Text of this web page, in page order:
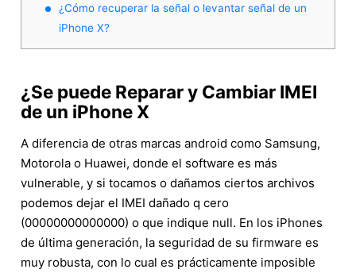
¿Cómo recuperar la señal o levantar señal de un
iPhone X?
¿Se puede Reparar y Cambiar IMEI
de un iPhone X
A diferencia de otras marcas android como Samsung,
Motorola o Huawei, donde el software es más
vulnerable, y si tocamos o dañamos ciertos archivos
podemos dejar el IMEI dañado q cero
(00000000000000) o que indique null. En los iPhones
de última generación, la seguridad de su firmware es
muy robusta, con lo cual es prácticamente imposible